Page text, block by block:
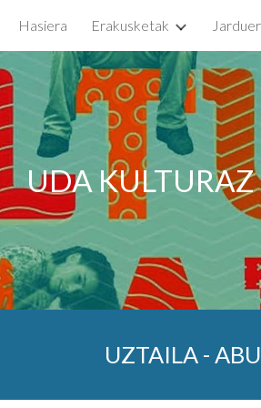
Skip to main content
Hasiera Erakusketak
UDA
UZTAILA -